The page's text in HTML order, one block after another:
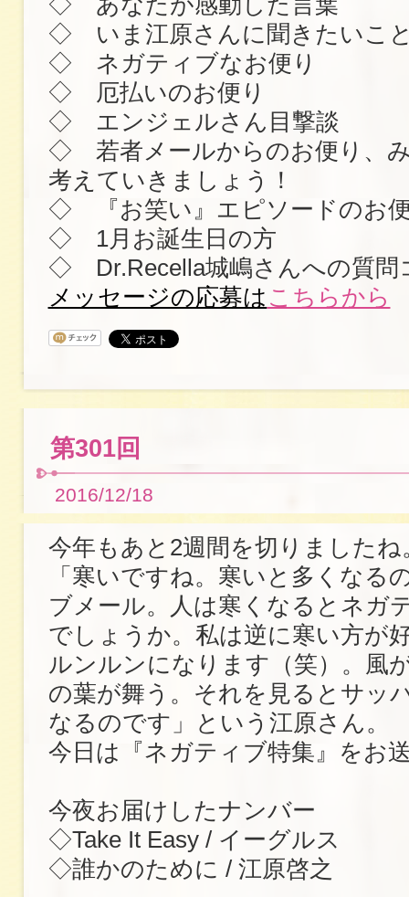
◇ いま江原さんに聞きたいこ
◇ ネガティブなお便り
◇ 厄払いのお便り
◇ エンジェルさん目撃談
◇ 若者メールからのお便り、
考えていきましょう！
◇ 『お笑い』エピソードのお
◇ 1月お誕生日の方
◇ Dr.Recella城嶋さんへの質問
メッセージの応募は こちらから
第301回
2016/12/18
今年もあと2週間を切りましたね
「寒いですね。寒いと多くなる
ブメール。人は寒くなるとネガ
でしょうか。私は逆に寒い方が
ルンルンになります（笑）。風
の葉が舞う。それを見るとサッ
なるのです」という江原さん。
今日は『ネガティブ特集』をお
今夜お届けしたナンバー
◇Take It Easy / イーグルス
◇誰かのために / 江原啓之